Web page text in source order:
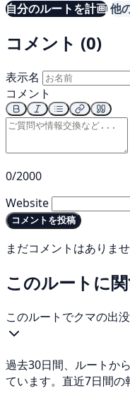
自分のルートを計画他
コメント (0)
表示名
コメント
0/2000
Website
コメントを投稿
まだコメントはありませ
このルートに
このルートでクマの出
過去30日間、ルートか
ています。直近7日間の